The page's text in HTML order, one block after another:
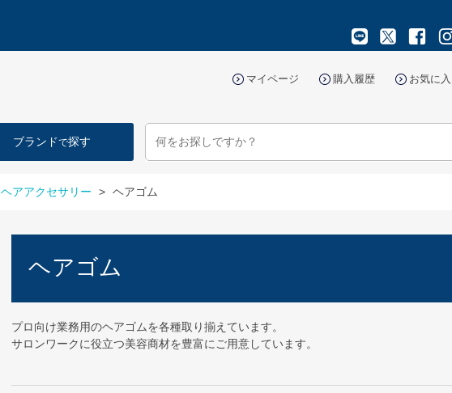
マイページ 購入履歴 お気に
ブランドで探す
ヘアアクセサリー > ヘアゴム
ヘアゴム
プロ向け業務用のヘアゴムを各種取り揃えています。
サロンワークに役立つ美容商材を豊富にご用意しています。